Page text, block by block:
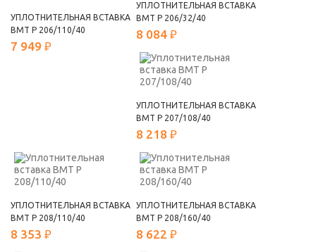
УПЛОТНИТЕЛЬНАЯ ВСТАВКА
ВМТ Р 206/110/40
7 949 ₽
УПЛОТНИТЕЛЬНАЯ ВСТАВКА
ВМТ Р 206/32/40
8 084 ₽
УПЛОТНИТЕЛЬНАЯ ВСТАВКА
ВМТ Р 207/108/40
8 218 ₽
УПЛОТНИТЕЛЬНАЯ ВСТАВКА
ВМТ Р 208/110/40
8 353 ₽
УПЛОТНИТЕЛЬНАЯ ВСТАВКА
ВМТ Р 208/160/40
8 622 ₽